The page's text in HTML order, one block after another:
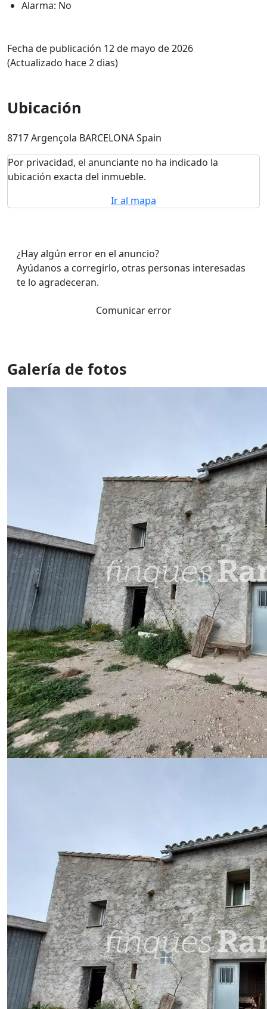
Alarma: No
Fecha de publicación 12 de mayo de 2026
(Actualizado hace 2 dias)
Ubicación
8717 Argençola BARCELONA Spain
Por privacidad, el anunciante no ha indicado la
ubicación exacta del inmueble.
Ir al mapa
¿Hay algún error en el anuncio?
Ayúdanos a corregirlo, otras personas interesadas
te lo agradeceran.
Comunicar error
Galería de fotos